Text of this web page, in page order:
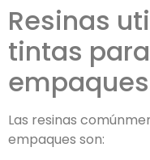
Resinas
tintas
empaques
Las resinas
empaques son: